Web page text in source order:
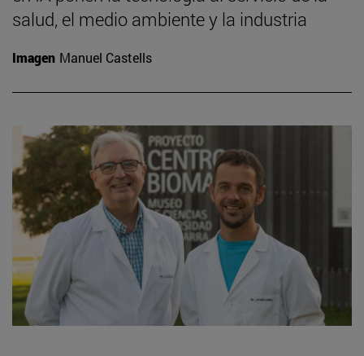
salud, el medio ambiente y la industria
Imagen Manuel Castells